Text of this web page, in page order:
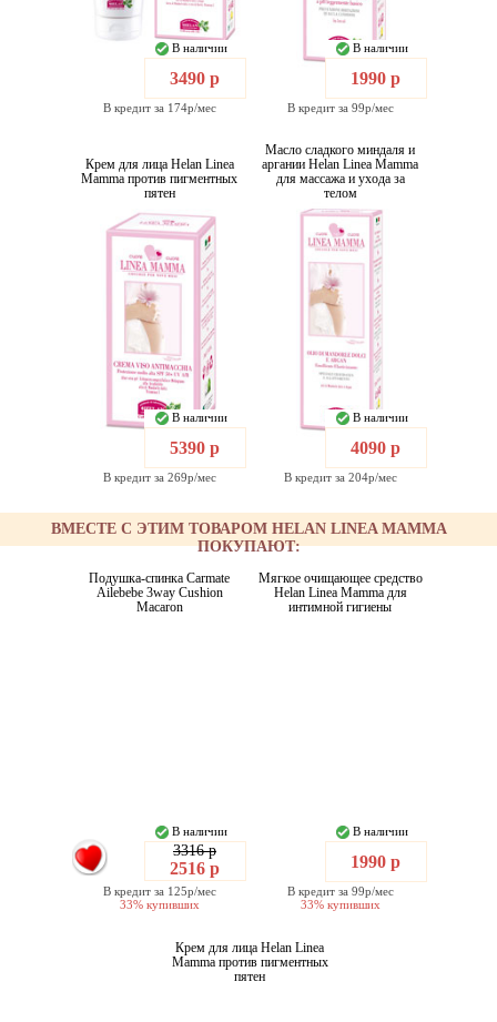
В наличии
3490 р
В кредит за 174р/мес
В наличии
1990 р
В кредит за 99р/мес
Крем для лица Helan Linea
Mamma против пигментных
пятен
В наличии
5390 р
В кредит за 269р/мес
Масло сладкого миндаля и
аргании Helan Linea Mamma
для массажа и ухода за
телом
В наличии
4090 р
В кредит за 204р/мес
ВМЕСТЕ С ЭТИМ ТОВАРОМ HELAN LINEA MAMMA
ПОКУПАЮТ:
Подушка-спинка Carmate
Ailebebe 3way Cushion
Macaron
В наличии
3316 р
2516 р
В кредит за 125р/мес
33% купивших
Мягкое очищающее средство
Helan Linea Mamma для
интимной гигиены
В наличии
1990 р
В кредит за 99р/мес
33% купивших
Крем для лица Helan Linea
Mamma против пигментных
пятен